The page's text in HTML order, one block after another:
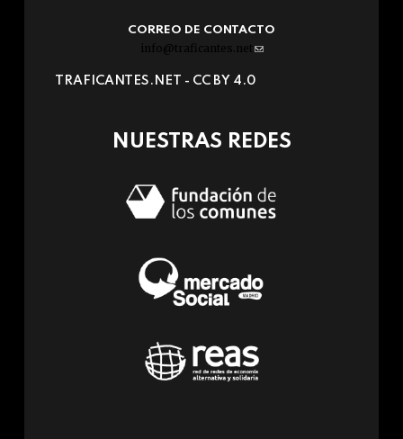
CORREO DE CONTACTO
info@traficantes.net (link
e-
TRAFICANTES.NET - CC BY 4.0
NUESTRAS REDES